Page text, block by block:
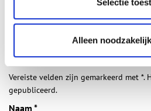
Alleen
Vul deze informatie aan of geef een
Vereiste velden zijn gemarkeerd met *.
gepubliceerd.
Naam *